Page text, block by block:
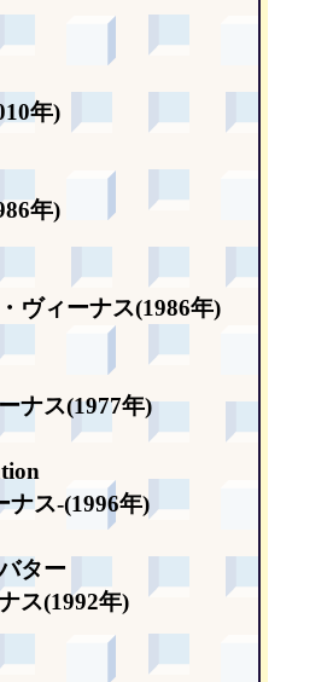
年)
年)
ヴィーナス(1986年)
ナス(1977年)
ナス-(1996年)
ター
ス(1992年)